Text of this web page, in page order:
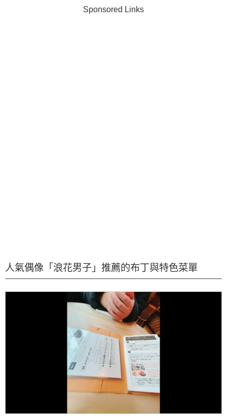
Sponsored Links
人氣偶像「浪花男子」推薦的布丁與特色菜單